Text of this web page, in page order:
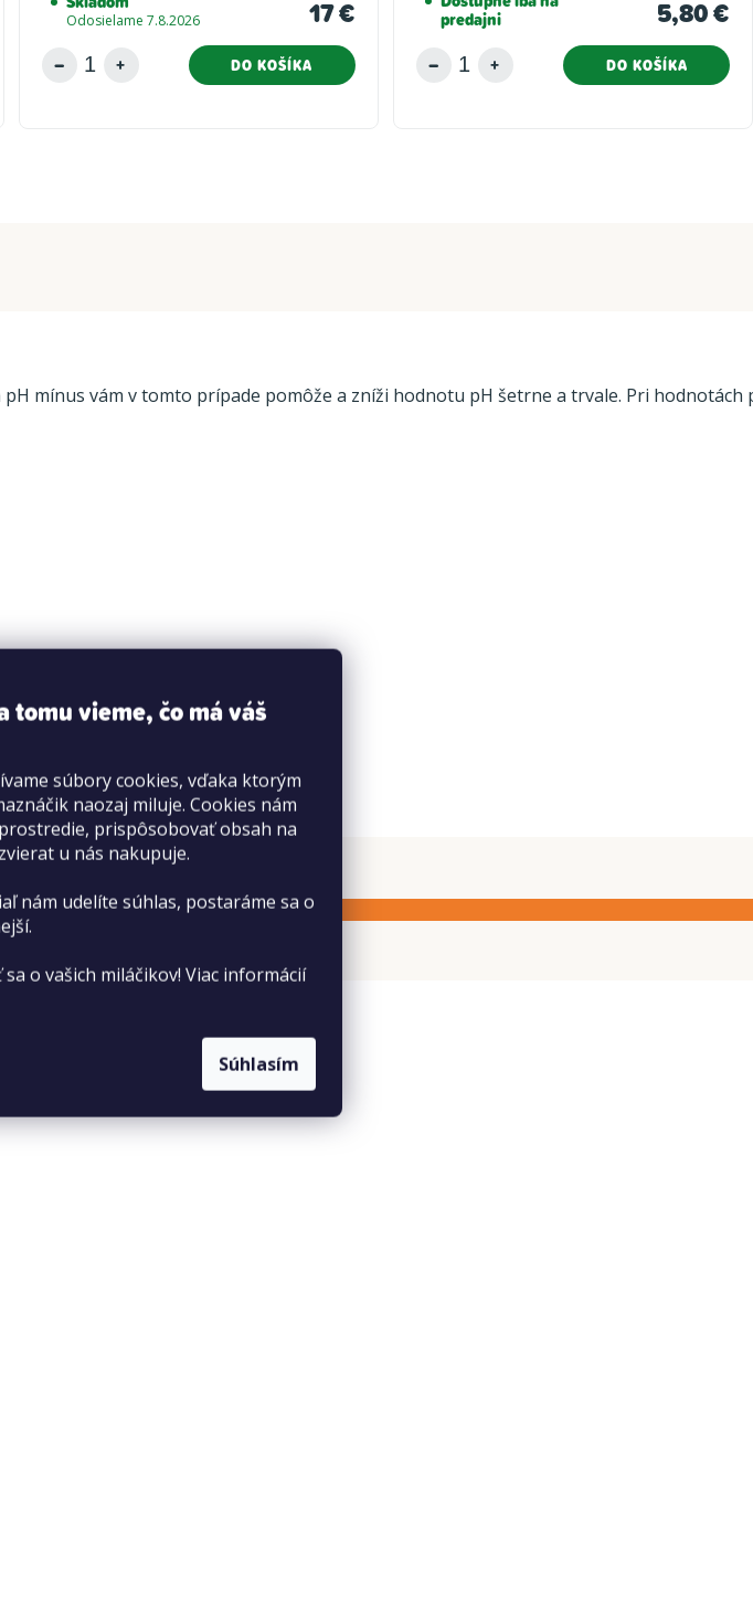
tomu vieme, čo má váš
súbory cookies, vďaka ktorým
naozaj miluje. Cookies nám
prispôsobovať obsah na
u nás nakupuje.
nám udelíte súhlas, postaráme sa o
o vašich miláčikov! Viac informácií
Súhlasím
Odosielame 7.8.2026 17 €
DO KOŠÍKA
predajni 5,80 €
DO KOŠÍKA
mínus vám v tomto prípade pomôže a zníži hodnotu pH šetrne a trvale. Pri